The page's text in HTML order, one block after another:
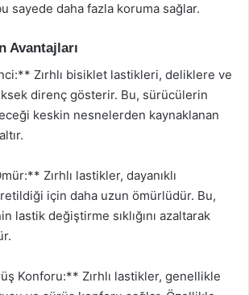
sayede daha fazla koruma sağlar.
Avantajları
Zırhlı bisiklet lastikleri, deliklere ve
direnç gösterir. Bu, sürücülerin
keskin nesnelerden kaynaklanan
Zırhlı lastikler, dayanıklı
için daha uzun ömürlüdür. Bu,
lastik değiştirme sıklığını azaltarak
Konforu:** Zırhlı lastikler, genellikle